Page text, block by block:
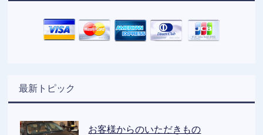
最新トピック
お客様からのいただきもの